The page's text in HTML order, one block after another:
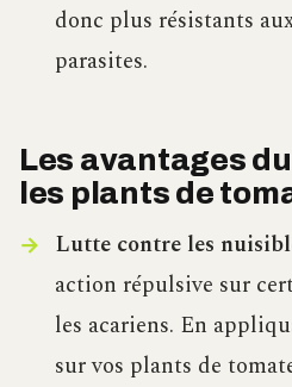
donc plus résistants
parasites.
Les avantages
les plants de
Lutte contre les
action répulsive sur
les acariens. En
sur vos plants de